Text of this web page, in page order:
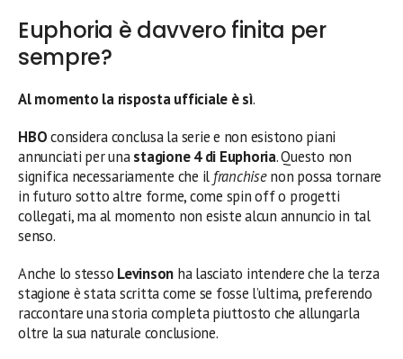
Euphoria è davvero finita per
sempre?
Al momento la risposta ufficiale è sì.
HBOconsidera conclusa la serie e non esistono piani
annunciati per unastagione 4 di Euphoria. Questo non
significa necessariamente che il franchisenon possa tornare
in futuro sotto altre forme, come spin off o progetti
collegati, ma al momento non esiste alcun annuncio in tal
senso.
Anche lo stesso Levinson ha lasciato intendere che la terza
stagione è stata scritta come se fosse l’ultima, preferendo
raccontare una storia completa piuttosto che allungarla
oltre la sua naturale conclusione.